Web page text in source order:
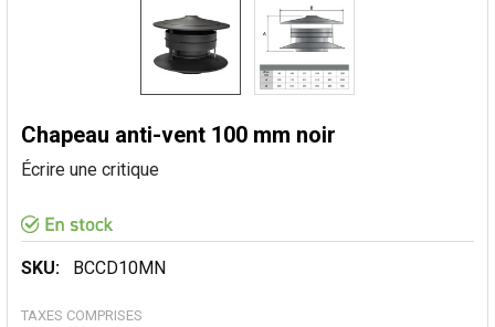
Chapeau anti-vent 100 mm noir
Écrire une critique
SKU: BCCD10MN
TAXES COMPRISES